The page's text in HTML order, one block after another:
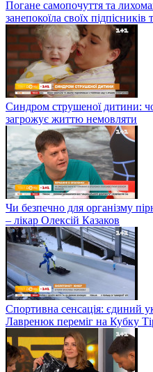
Погане самопочуття та
занепокоїла своїх
Синдром струшеної дитини:
загрожує життю немовляти
Чи безпечно для організму
– лікар Олексій Казаков
Спортивна сенсація: єдиний
Лавренюк переміг на Кубку